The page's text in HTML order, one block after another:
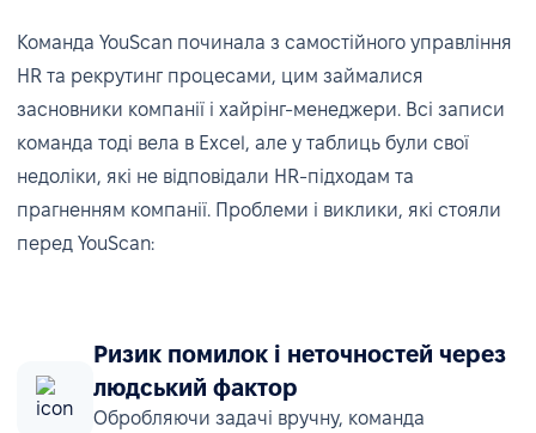
Команда YouScan починала з самостійного управління
HR та рекрутинг процесами, цим займалися
засновники компанії і хайрінг-менеджери. Всі записи
команда тоді вела в Excel, але у таблиць були свої
недоліки, які не відповідали HR-підходам та
прагненням компанії. Проблеми і виклики, які стояли
перед YouScan:
Ризик помилок і неточностей через
людський фактор
Обробляючи задачі вручну, команда